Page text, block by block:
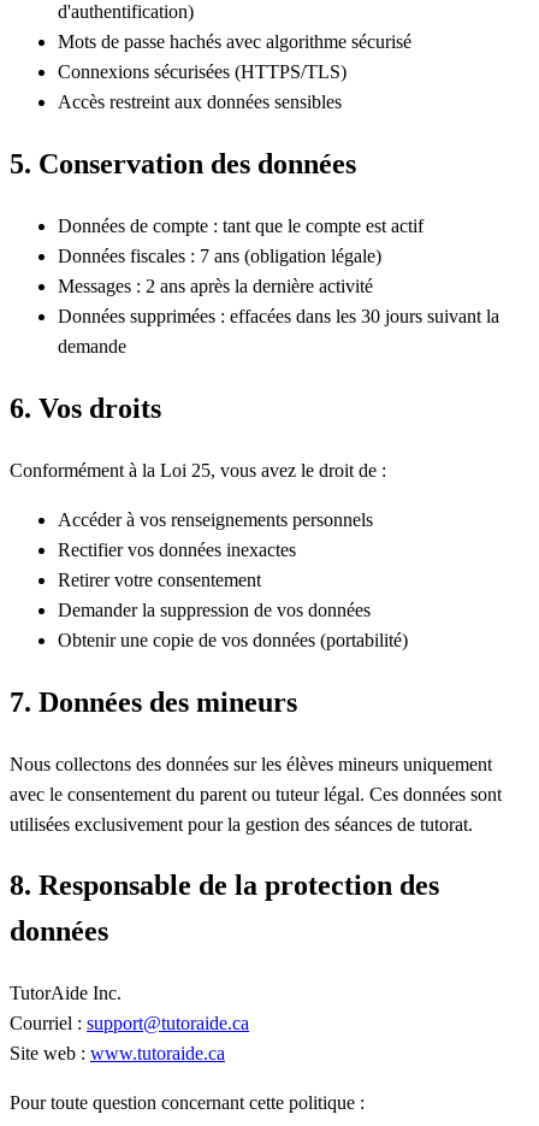
d'authentification)
Mots de passe hachés avec algorithme sécurisé
Connexions sécurisées (HTTPS/TLS)
Accès restreint aux données sensibles
5. Conservation des données
Données de compte : tant que le compte est actif
Données fiscales : 7 ans (obligation légale)
Messages : 2 ans après la dernière activité
Données supprimées : effacées dans les 30 jours suivant la
demande
6. Vos droits
Conformément à la Loi 25, vous avez le droit de :
Accéder à vos renseignements personnels
Rectifier vos données inexactes
Retirer votre consentement
Demander la suppression de vos données
Obtenir une copie de vos données (portabilité)
7. Données des mineurs
Nous collectons des données sur les élèves mineurs uniquement
avec le consentement du parent ou tuteur légal. Ces données sont
utilisées exclusivement pour la gestion des séances de tutorat.
8. Responsable de la protection des
données
TutorAide Inc.
Courriel : support@tutoraide.ca
Site web : www.tutoraide.ca
Pour toute question concernant cette politique :